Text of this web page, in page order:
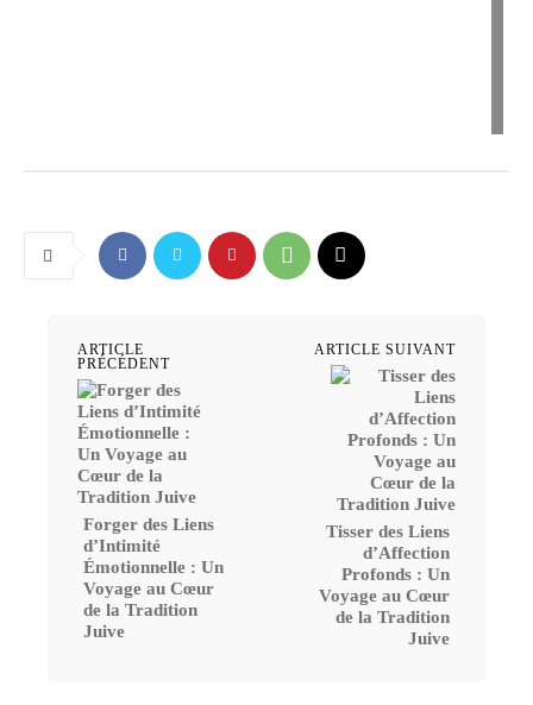
ARTICLE
PRÉCÉDENT
Forger des Liens
d’Intimité
Émotionnelle : Un
Voyage au Cœur
de la Tradition
Juive
ARTICLE SUIVANT
Tisser des Liens
d’Affection
Profonds : Un
Voyage au Cœur
de la Tradition
Juive